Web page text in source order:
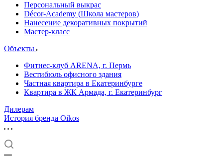
Персональный выкрас
Décor-Academy (Школа мастеров)
Нанесение декоративных покрытий
Мастер-класс
Объекты
Фитнес-клуб ARENA, г. Пермь
Вестибюль офисного здания
Частная квартира в Екатеринбурге
Квартира в ЖК Армада, г. Екатеринбург
Дилерам
История бренда Oikos